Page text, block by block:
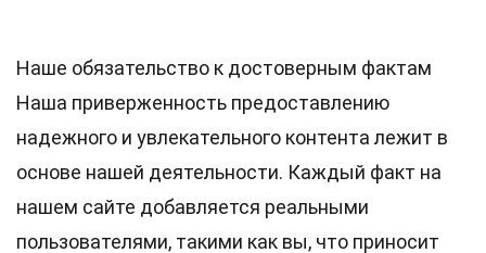
Наше обязательство к достоверным фактам
Наша приверженность предоставлению
надежного и увлекательного контента лежит в
основе нашей деятельности. Каждый факт на
нашем сайте добавляется реальными
пользователями, такими как вы, что приносит